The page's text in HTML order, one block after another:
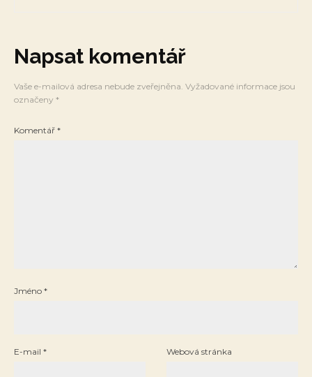
Napsat komentář
Vaše e-mailová adresa nebude zveřejněna. Vyžadované informace jsou
označeny *
Komentář *
Jméno *
E-mail * Webová stránka